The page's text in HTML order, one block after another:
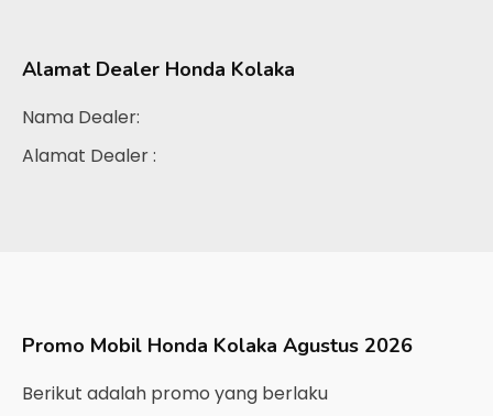
Alamat Dealer Honda Kolaka
Nama Dealer:
Alamat Dealer :
Promo Mobil Honda Kolaka Agustus 2026
Berikut adalah promo yang berlaku